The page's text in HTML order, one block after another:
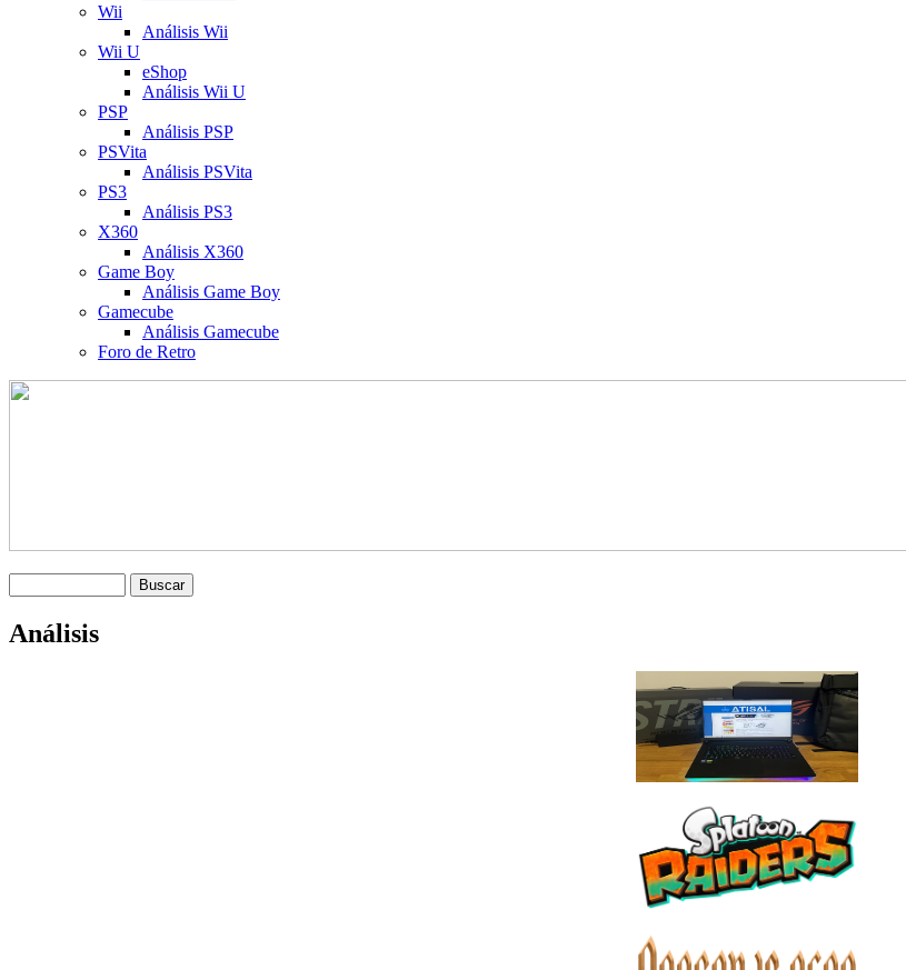
Wii
Análisis Wii
Wii U
eShop
Análisis Wii U
PSP
Análisis PSP
PSVita
Análisis PSVita
PS3
Análisis PS3
X360
Análisis X360
Game Boy
Análisis Game Boy
Gamecube
Análisis Gamecube
Foro de Retro
Análisis